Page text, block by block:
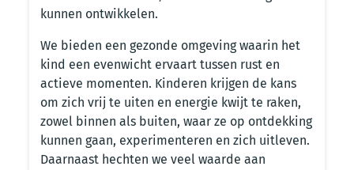
kunnen ontwikkelen.
We bieden een gezonde omgeving waarin het
kind een evenwicht ervaart tussen rust en
actieve momenten. Kinderen krijgen de kans
om zich vrij te uiten en energie kwijt te raken,
zowel binnen als buiten, waar ze op ontdekking
kunnen gaan, experimenteren en zich uitleven.
Daarnaast hechten we veel waarde aan